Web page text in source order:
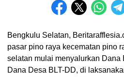
Bengkulu Selatan,
pasar pino raya kecematan pino
selatan mulai menyalurkan Dana
Dana Desa BLT-DD, di